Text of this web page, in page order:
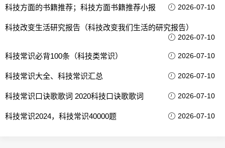
科技方面的书籍推荐；科技方面书籍推荐小报 2026-07-10
科技改变生活研究报告（科技改变我们生活的研究报告）
2026-07-10
科技常识必背100条（科技类常识） 2026-07-10
科技常识大全、科技常识汇总 2026-07-10
科技常识口诀歌歌词 2020科技口诀歌歌词 2026-07-10
科技常识2024，科技常识40000题 2026-07-10